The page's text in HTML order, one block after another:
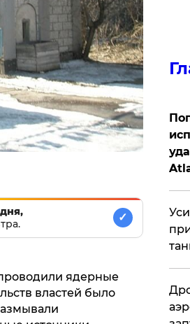
✓
ядерные
властей было